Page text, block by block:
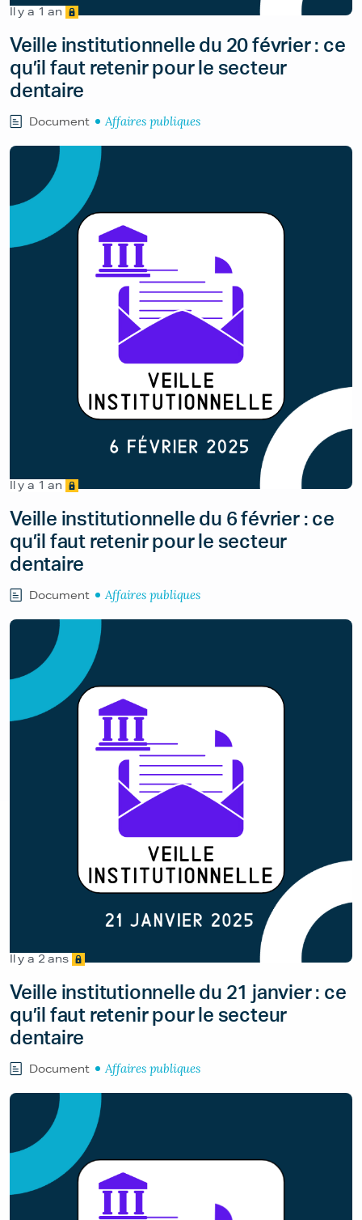
Il y a 1 an
Veille institutionnelle du 20 février : ce
qu’il faut retenir pour le secteur
dentaire
Document Affaires publiques
Il y a 1 an
Veille institutionnelle du 6 février : ce
qu’il faut retenir pour le secteur
dentaire
Document Affaires publiques
Il y a 2 ans
Veille institutionnelle du 21 janvier : ce
qu’il faut retenir pour le secteur
dentaire
Document Affaires publiques